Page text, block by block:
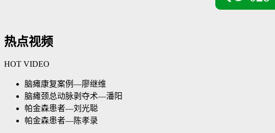
热点视频
HOT VIDEO
脑瘫康复案例—廖继维
脑瘫颈总动脉剥夺术—潘阳
帕金森患者—刘光聪
帕金森患者—陈孝录